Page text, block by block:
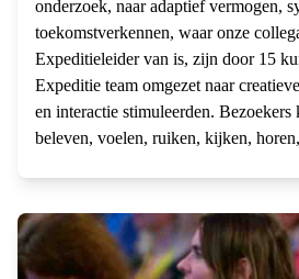
onderzoek, naar adaptief vermogen,
toekomstverkennen, waar onze
Expeditieleider van is, zijn door 15
Expeditie team omgezet naar
en interactie stimuleerden. Bezoekers
beleven, voelen, ruiken, kijken,